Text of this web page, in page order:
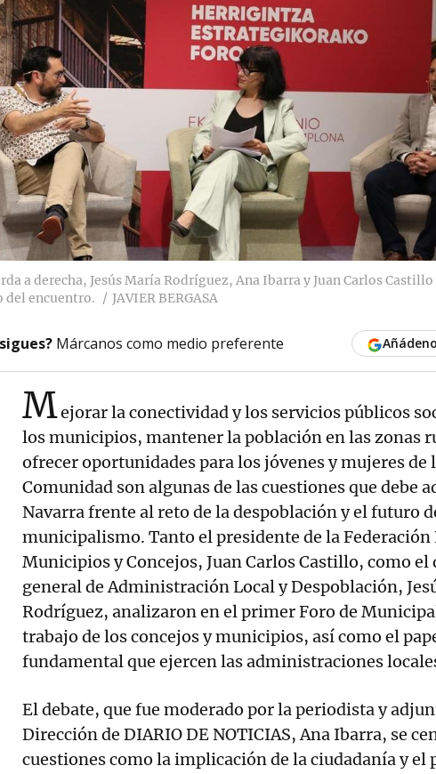
a derecha, Jesús María Rodríguez, Ana Ibarra y Juan Carlos Castillo
del encuentro.
JAVIER BERGASA
Márcanos como medio preferente
Mejorar la conectividad y los servicios públicos
los municipios, mantener la población en las zonas
ofrecer oportunidades para los jóvenes y mujeres de
Comunidad son algunas de las cuestiones que debe
Navarra frente al reto de la despoblación y el futuro
municipalismo. Tanto el presidente de la Federación
Municipios y Concejos, Juan Carlos Castillo, como
general de Administración Local y Despoblación,
Rodríguez, analizaron en el primer Foro de
trabajo de los concejos y municipios, así como el
fundamental que ejercen las administraciones
El debate, que fue moderado por la periodista y
Dirección de DIARIO DE NOTICIAS, Ana Ibarra, se
cuestiones como la implicación de la ciudadanía y el